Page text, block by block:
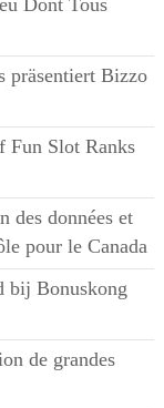
Dont Tous
präsentiert Bizzo
Fun Slot Ranks
des données et
pour le Canada
bij Bonuskong
de grandes